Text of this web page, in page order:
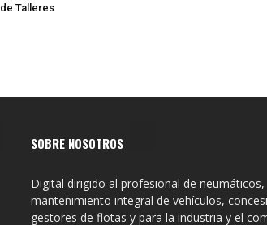
de Talleres
SOBRE NOSOTROS
Digital dirigido al profesional de neumáticos,
mantenimiento integral de vehículos,
gestores de flotas y para la industria y el